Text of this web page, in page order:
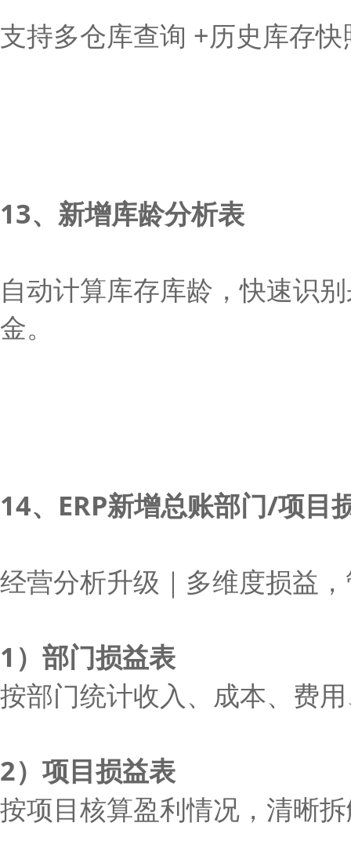
支持多仓库查询 +历史库存
13、新增库龄分析表
自动计算库存库龄，快速识
金。
14、ERP新增总账部门/项目
经营分析升级｜多维度损益
1）部门损益表
按部门统计收入、成本、费
2）项目损益表
按项目核算盈利情况，清晰